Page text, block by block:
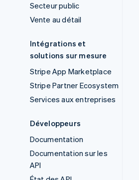
Secteur public
Vente au détail
Intégrations et
solutions sur mesure
Stripe App Marketplace
Stripe Partner Ecosystem
Services aux entreprises
Développeurs
Documentation
Documentation sur les
API